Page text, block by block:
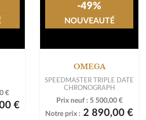
€
€
OMEGA
SPEEDMASTER TRIPLE DATE
CHRONOGRAPH
Prix neuf : 5 500,00 €
Notre prix : 2 890,00 €
-49%
NOUVEAUTÉ